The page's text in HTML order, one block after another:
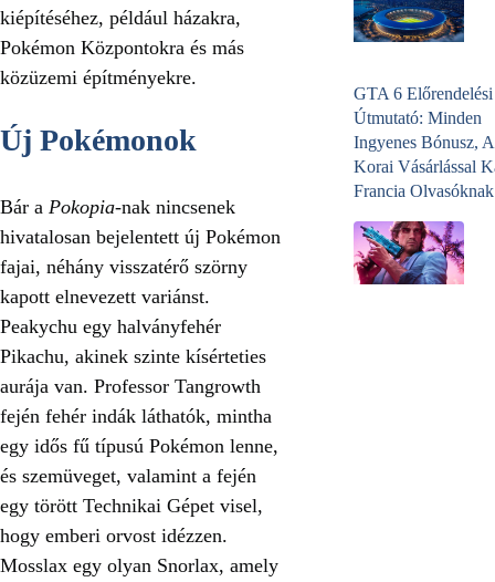
kiépítéséhez, például házakra,
Pokémon Központokra és más
közüzemi építményekre.
Új Pokémonok
Bár a Pokopia-nak nincsenek
hivatalosan bejelentett új Pokémon
fajai, néhány visszatérő szörny
kapott elnevezett variánst.
Peakychu egy halványfehér
Pikachu, akinek szinte kísérteties
aurája van. Professor Tangrowth
fején fehér indák láthatók, mintha
egy idős fű típusú Pokémon lenne,
és szemüveget, valamint a fején
egy törött Technikai Gépet visel,
hogy emberi orvost idézzen.
Mosslax egy olyan Snorlax, amely
GTA 6 Előrendelési
Útmutató: Minden
Ingyenes Bónusz,
Korai Vásárlással
Francia Olvasóknak